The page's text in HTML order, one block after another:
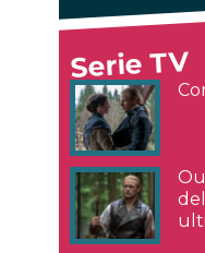
Serie TV